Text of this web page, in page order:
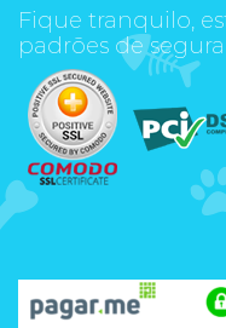
Fique tranquilo,
padrões de